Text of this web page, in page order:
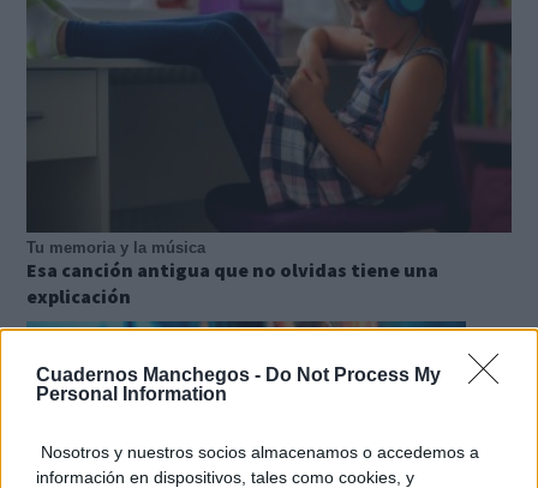
Cuadernos Manchegos - Do Not Process My
Personal Information
Nosotros y nuestros socios almacenamos o accedemos a
información en dispositivos, tales como cookies, y
Tu memoria y la música
Esa canción antigua que no olvidas tiene una
explicación